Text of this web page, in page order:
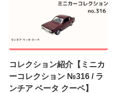
コレクション紹介【ミニカ
ーコレクション №316 / ラ
ンチア ベータ クーペ】